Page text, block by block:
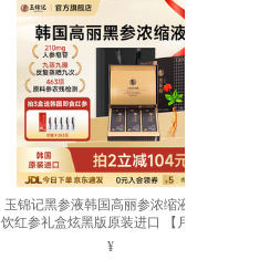
玉锦记黑参液韩国高丽参浓缩液人参
饮红参礼盒炫黑版原装进口 【月享装-
初滋补】1盒* 10ml*30包
¥